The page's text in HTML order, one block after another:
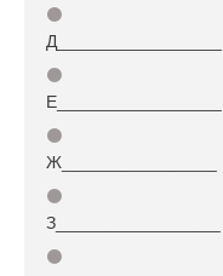
⚫
Д_________________
⚫
Е_________________
⚫
Ж________________
⚫
З_________________
⚫